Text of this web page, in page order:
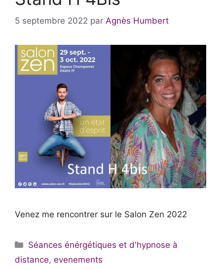
5 septembre 2022 par Agnès Humbert
Venez me rencontrer sur le Salon Zen 2022
Catégories
Séances énérgétiques et d'hypnose à
distance, evenements